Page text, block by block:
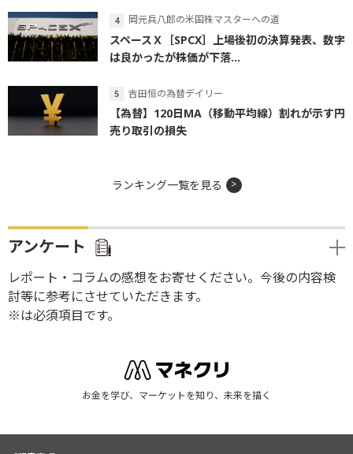
岡元兵八郎の米国株マスターへの道
スペースＸ［SPCX］上場後初の決算発表、数字
は良かったが株価が下落...
吉田恒の為替デイリー
【為替】120日MA（移動平均線）割れが示す円
売り取引の損失
ランキング一覧を見る
アンケート
レポート・コラムの感想をお寄せください。今後の内容検
討等に参考にさせていただきます。
※は必須項目です。
お金を学び、マーケットを知り、未来を描く